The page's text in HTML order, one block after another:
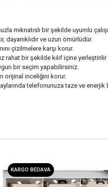
mıknatıslı bir şekilde uyumlu
ve uzun ömürlüdür.
çizilmelere karşı korur.
bir şekilde kılıf içine yerleştirilir
bir seçim yapabilirsiniz.
orijinal inceliğini korur.
telefonunuza taze ve enerjik
KARGO BEDAVA